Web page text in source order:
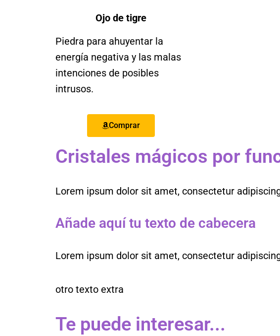
Ojo de tigre
Piedra para ahuyentar la
energía negativa y las malas
intenciones de posibles
intrusos.
Comprar
Cristales mágicos por
Lorem ipsum dolor sit amet, consectetur
Añade aquí tu texto de cabecera
Lorem ipsum dolor sit amet, consectetur
otro texto extra
Te puede interesar...